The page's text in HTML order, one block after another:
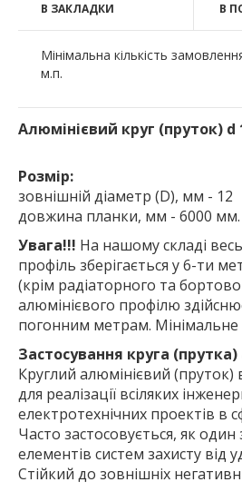
В ЗАКЛАДКИ В
Мінімальна кількість
м.п.
Алюмінієвий круг (пруток)
Розмір:
зовнішній діаметр (D), мм - 12
довжина планки, мм - 6000 мм.
Увага!!! На нашому складі
профіль зберігається у 6-ти
(крім радіаторного та
алюмінієвого профілю
погонним метрам. Мінімальне
Застосування круга
Круглий алюмінієвий (пруток)
для реалізації всіляких
електротехнічних проектів в
Часто застосовується, як
елементів систем захисту від
Стійкий до зовнішніх